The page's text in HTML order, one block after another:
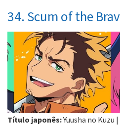
34. Scum of the
Título japonês:Yuusha no Kuzu |